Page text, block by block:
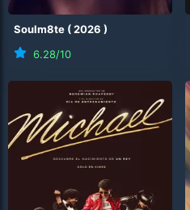
Soulm8te (2026 )
6.28/10